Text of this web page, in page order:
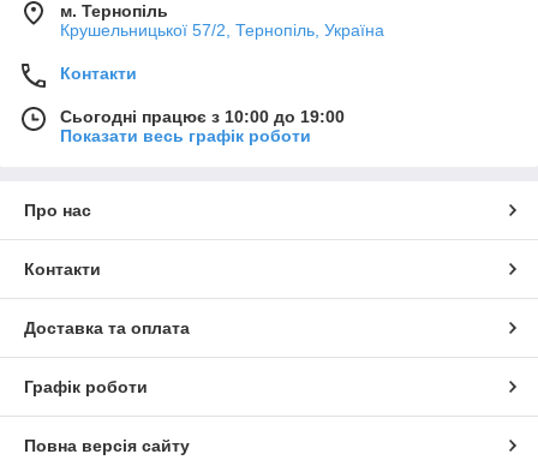
м. Тернопіль
Крушельницької 57/2, Тернопіль, Україна
Контакти
Сьогодні працює з 10:00 до 19:00
Показати весь графік роботи
Про нас
Контакти
Доставка та оплата
Графік роботи
Повна версія сайту